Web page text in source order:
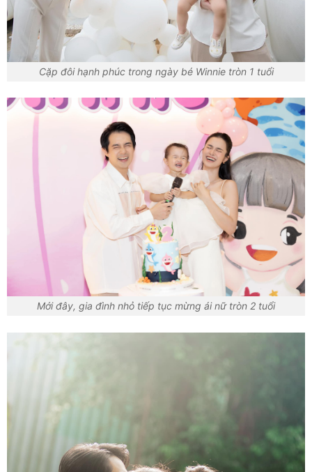
Cặp đôi hạnh phúc trong ngày bé Winnie tròn 1 tuổi
Mới đây, gia đình nhỏ tiếp tục mừng ái nữ tròn 2 tuổi